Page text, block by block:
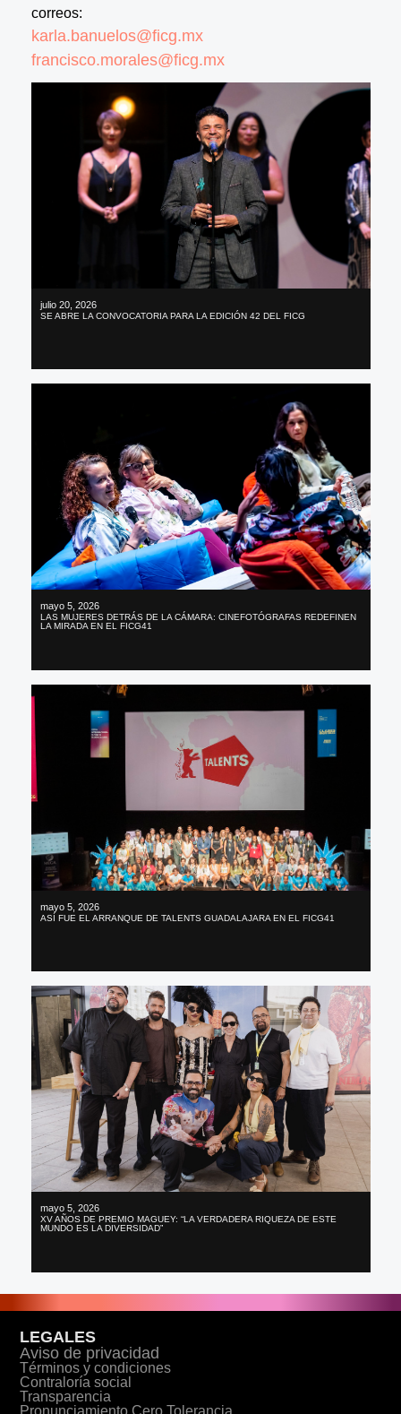
correos:
karla.banuelos@ficg.mx
francisco.morales@ficg.mx
julio 20, 2026
SE ABRE LA CONVOCATORIA PARA LA EDICIÓN 42 DEL FICG
mayo 5, 2026
LAS MUJERES DETRÁS DE LA CÁMARA: CINEFOTÓGRAFAS REDEFINEN
LA MIRADA EN EL FICG41
mayo 5, 2026
ASÍ FUE EL ARRANQUE DE TALENTS GUADALAJARA EN EL FICG41
mayo 5, 2026
XV AÑOS DE PREMIO MAGUEY: “LA VERDADERA RIQUEZA DE ESTE
MUNDO ES LA DIVERSIDAD”
LEGALES
Aviso de privacidad
Términos y condiciones
Contraloría social
Transparencia